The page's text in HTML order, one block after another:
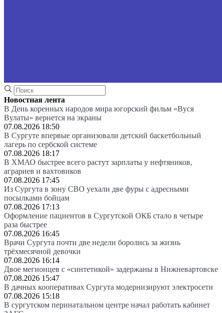
Новостная лента
В День коренных народов мира югорский фильм «Вуся
Вулаты» вернется на экраны
07.08.2026 18:50
В Сургуте впервые организовали детский баскетбольный
лагерь по сербской системе
07.08.2026 18:17
В ХМАО быстрее всего растут зарплаты у нефтяников,
аграриев и вахтовиков
07.08.2026 17:45
Из Сургута в зону СВО уехали две фуры с адресными
посылками бойцам
07.08.2026 17:13
Оформление пациентов в Сургутской ОКБ стало в четыре
раза быстрее
07.08.2026 16:45
Врачи Сургута почти две недели боролись за жизнь
трёхмесячной девочки
07.08.2026 16:14
Двое мегионцев с «синтетикой» задержаны в Нижневартовске
07.08.2026 15:47
В дачных кооперативах Сургута модернизируют электросети
07.08.2026 15:18
В сургутском перинатальном центре начал работать кабинет